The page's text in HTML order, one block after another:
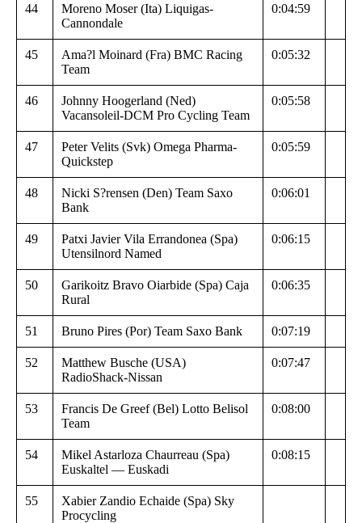
44
Moreno Moser (Ita) Liquigas-
Cannondale
0:04:59
45
Ama?l Moinard (Fra) BMC Racing
Team
0:05:32
46
Johnny Hoogerland (Ned)
Vacansoleil-DCM Pro Cycling Team
0:05:58
47
Peter Velits (Svk) Omega Pharma-
Quickstep
0:05:59
48
Nicki S?rensen (Den) Team Saxo
Bank
0:06:01
49
Patxi Javier Vila Errandonea (Spa)
Utensilnord Named
0:06:15
50
Garikoitz Bravo Oiarbide (Spa) Caja
Rural
0:06:35
51 Bruno Pires (Por) Team Saxo Bank 0:07:19
52
Matthew Busche (USA)
RadioShack-Nissan
0:07:47
53
Francis De Greef (Bel) Lotto Belisol
Team
0:08:00
54
Mikel Astarloza Chaurreau (Spa)
Euskaltel — Euskadi
0:08:15
55
Xabier Zandio Echaide (Spa) Sky
Procycling